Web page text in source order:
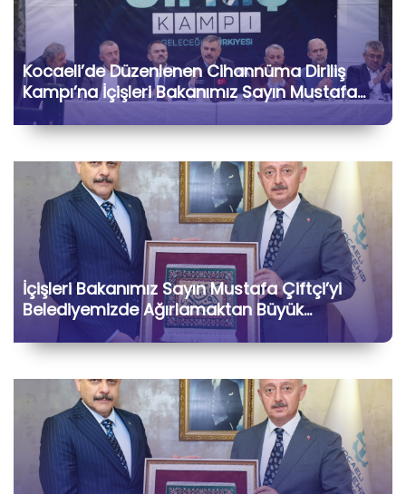
Kocaeli’de Düzenlenen Cihannüma Diriliş
Kampı’na İçişleri Bakanımız Sayın Mustafa
Çiftçi ile Birlikte Katılarak Kıymetli Gönül
Dostlarımızla Hasbihâl Ettik
İçişleri Bakanımız Sayın Mustafa Çiftçi’yi
Belediyemizde Ağırlamaktan Büyük
Memnuniyet Duyduk